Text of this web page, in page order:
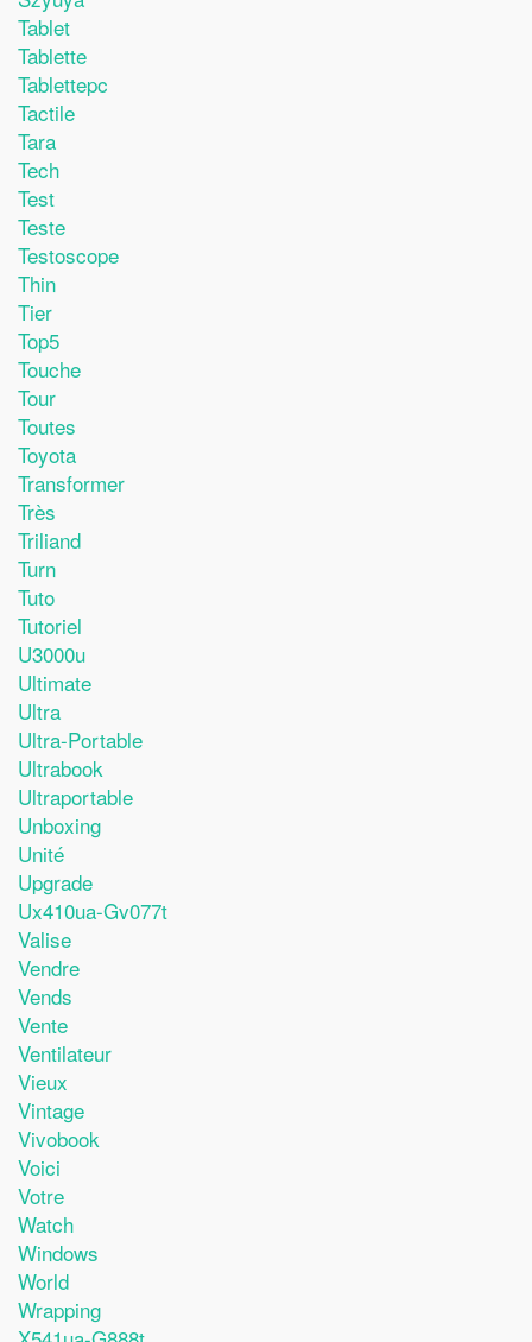
Tablet
Tablette
Tablettepc
Tactile
Tara
Tech
Test
Teste
Testoscope
Thin
Tier
Top5
Touche
Tour
Toutes
Toyota
Transformer
Très
Triliand
Turn
Tuto
Tutoriel
U3000u
Ultimate
Ultra
Ultra-Portable
Ultrabook
Ultraportable
Unboxing
Unité
Upgrade
Ux410ua-Gv077t
Valise
Vendre
Vends
Vente
Ventilateur
Vieux
Vintage
Vivobook
Voici
Votre
Watch
Windows
World
Wrapping